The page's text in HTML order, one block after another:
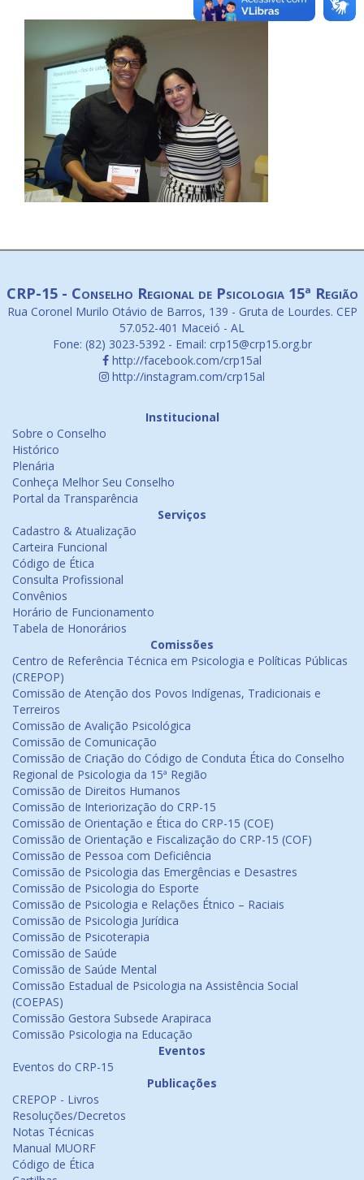
CRP-15 - Conselho Regional de Psicologia 15ª Região
Rua Coronel Murilo Otávio de Barros, 139 - Gruta de Lourdes. CEP
57.052-401 Maceió - AL
Fone: (82) 3023-5392 - Email: crp15@crp15.org.br
http://facebook.com/crp15al
http://instagram.com/crp15al
Institucional
Sobre o Conselho
Histórico
Plenária
Conheça Melhor Seu Conselho
Portal da Transparência
Serviços
Cadastro & Atualização
Carteira Funcional
Código de Ética
Consulta Profissional
Convênios
Horário de Funcionamento
Tabela de Honorários
Comissões
Centro de Referência Técnica em Psicologia e Políticas Públicas
(CREPOP)
Comissão de Atenção dos Povos Indígenas, Tradicionais e
Terreiros
Comissão de Avalição Psicológica
Comissão de Comunicação
Comissão de Criação do Código de Conduta Ética do Conselho
Regional de Psicologia da 15ª Região
Comissão de Direitos Humanos
Comissão de Interiorização do CRP-15
Comissão de Orientação e Ética do CRP-15 (COE)
Comissão de Orientação e Fiscalização do CRP-15 (COF)
Comissão de Pessoa com Deficiência
Comissão de Psicologia das Emergências e Desastres
Comissão de Psicologia do Esporte
Comissão de Psicologia e Relações Étnico – Raciais
Comissão de Psicologia Jurídica
Comissão de Psicoterapia
Comissão de Saúde
Comissão de Saúde Mental
Comissão Estadual de Psicologia na Assistência Social
(COEPAS)
Comissão Gestora Subsede Arapiraca
Comissão Psicologia na Educação
Eventos
Eventos do CRP-15
Publicações
CREPOP - Livros
Resoluções/Decretos
Notas Técnicas
Manual MUORF
Código de Ética